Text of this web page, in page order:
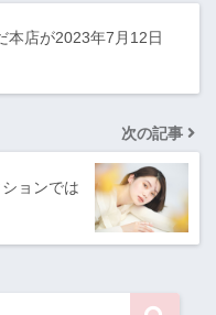
本店が2023年7月12日
次の記事
ョンでは